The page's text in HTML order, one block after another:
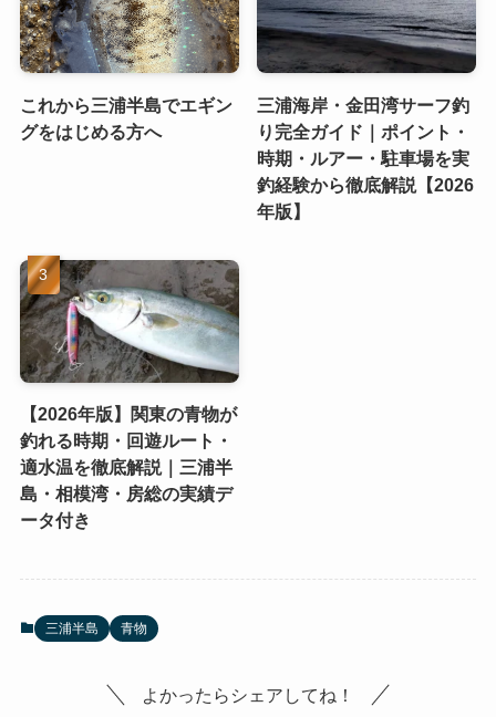
これから三浦半島でエギン
グをはじめる方へ
三浦海岸・金田湾サーフ釣
り完全ガイド｜ポイント・
時期・ルアー・駐車場を実
釣経験から徹底解説【2026
年版】
【2026年版】関東の青物が
釣れる時期・回遊ルート・
適水温を徹底解説｜三浦半
島・相模湾・房総の実績デ
ータ付き
三浦半島 青物
よかったらシェアしてね！